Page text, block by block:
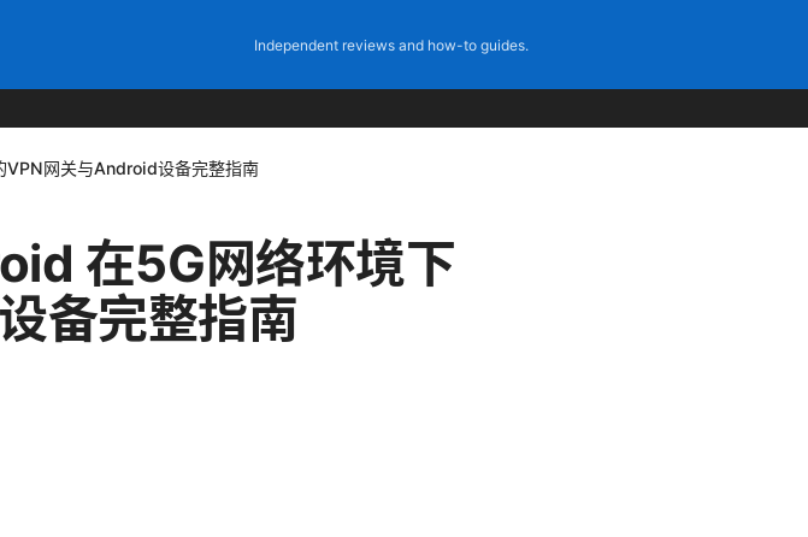
Independent reviews and how-to guides.
网关与Android设备完整指南
在5G网络环境下
备完整指南